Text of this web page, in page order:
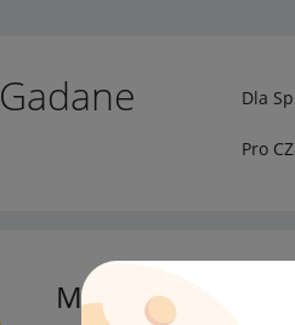
Gadane Dla
Pro
Mamma_Terra